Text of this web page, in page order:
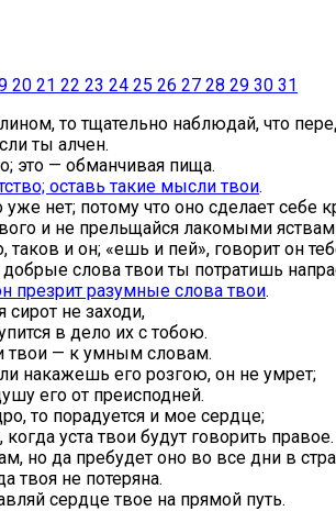
20 21 22 23 24 25 26 27 28 29 30 31
то тщательно наблюдай, что
ты алчен.
это — обманчивая пища.
оставь такие мысли твои.
нет; потому что оно сделает себе
и не прельщайся лакомыми
и он; «ешь и пей», говорит он
слова твои ты потратишь
презрит разумные слова твои.
не заходи,
в дело их с тобою.
твои — к умным словам.
накажешь его розгою, он не умрет;
его от преисподней.
то порадуется и мое сердце;
уста твои будут говорить правое.
но да пребудет оно во все дни в
твоя не потеряна.
сердце твое на прямой путь.